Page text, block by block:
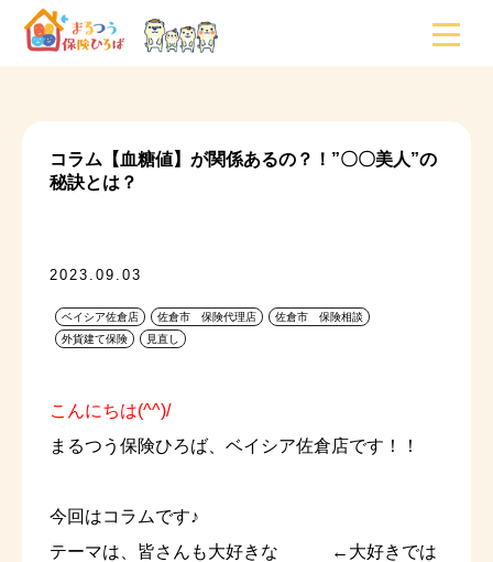
コラム【血糖値】が関係あるの？！”〇〇美人”の
秘訣とは？
2023.09.03
ベイシア佐倉店 佐倉市 保険代理店
佐倉市 保険相談
外貨建て保険
見直し
こんにちは(^^)/
まるつう保険ひろば、ベイシア佐倉店です！！
今回はコラムです♪
テーマは、皆さんも大好きな ←大好きでは